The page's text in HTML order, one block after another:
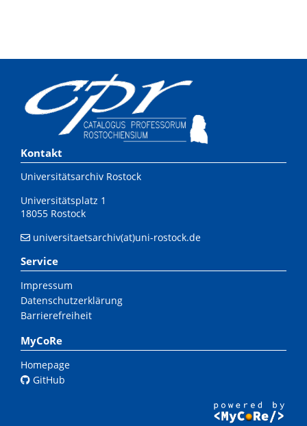
Kontakt
Universitätsarchiv Rostock
Universitätsplatz 1
18055 Rostock
universitaetsarchiv(at)uni-rostock.de
Service
Impressum
Datenschutzerklärung
Barrierefreiheit
MyCoRe
Homepage
GitHub